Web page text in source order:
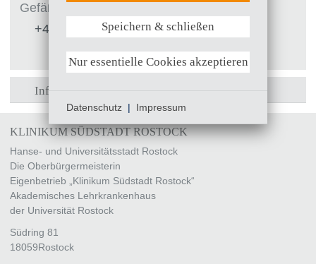
Gefäßchirurgie
+49 (0)381 4401 - 8433
alle ausklappen
Informationen anfordern
KLINIKUM SÜDSTADT ROSTOCK
Hanse- und Universitätsstadt Rostock
Die Oberbürgermeisterin
Eigenbetrieb „Klinikum Südstadt Rostock“
Akademisches Lehrkrankenhaus
der Universität Rostock
Südring 81
18059Rostock
Weitere Informationen anzeigen
Speichern & schließen
Nur essentielle Cookies akzeptieren
Datenschutz | Impressum